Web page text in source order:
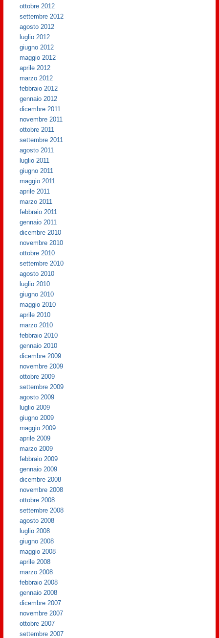
ottobre 2012
settembre 2012
agosto 2012
luglio 2012
giugno 2012
maggio 2012
aprile 2012
marzo 2012
febbraio 2012
gennaio 2012
dicembre 2011
novembre 2011
ottobre 2011
settembre 2011
agosto 2011
luglio 2011
giugno 2011
maggio 2011
aprile 2011
marzo 2011
febbraio 2011
gennaio 2011
dicembre 2010
novembre 2010
ottobre 2010
settembre 2010
agosto 2010
luglio 2010
giugno 2010
maggio 2010
aprile 2010
marzo 2010
febbraio 2010
gennaio 2010
dicembre 2009
novembre 2009
ottobre 2009
settembre 2009
agosto 2009
luglio 2009
giugno 2009
maggio 2009
aprile 2009
marzo 2009
febbraio 2009
gennaio 2009
dicembre 2008
novembre 2008
ottobre 2008
settembre 2008
agosto 2008
luglio 2008
giugno 2008
maggio 2008
aprile 2008
marzo 2008
febbraio 2008
gennaio 2008
dicembre 2007
novembre 2007
ottobre 2007
settembre 2007